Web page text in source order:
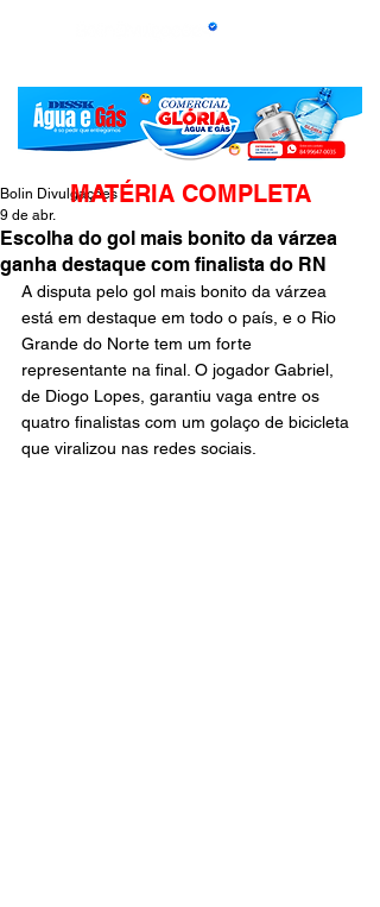
Escolha do gol mais bonito da várzea
ganha destaque com finalista do RN
Bolin Divulgações
9 de abr.
A disputa pelo gol mais bonito da várzea
está em destaque em todo o país, e o Rio
Grande do Norte tem um forte
representante na final. O jogador Gabriel,
de Diogo Lopes, garantiu vaga entre os
quatro finalistas com um golaço de bicicleta
que viralizou nas redes sociais.
MATÉRIA COMPLETA